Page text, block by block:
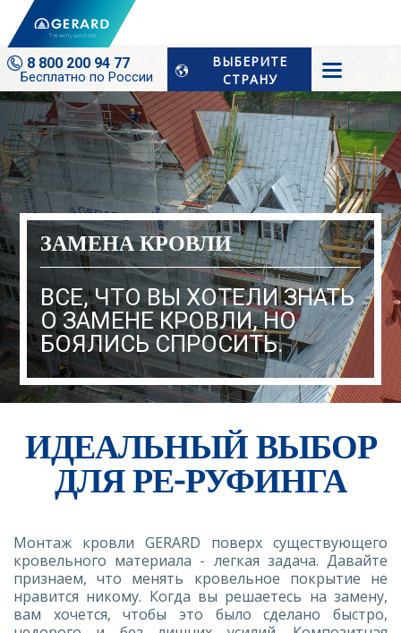
8 800 200 94 77
Бесплатно по России
ВЫБЕРИТЕ
СТРАНУ
Домашняя Страница Замена Кровли
ЗАМЕНА КРОВЛИ
ВСЕ, ЧТО ВЫ ХОТЕЛИ ЗНАТЬ
О ЗАМЕНЕ КРОВЛИ, НО
БОЯЛИСЬ СПРОСИТЬ.
ИДЕАЛЬНЫЙ ВЫБОР
ДЛЯ РЕ-РУФИНГА
Монтаж кровли GERARD поверх существующего
кровельного материала - легкая задача. Давайте
признаем, что менять кровельное покрытие не
нравится никому. Когда вы решаетесь на замену,
вам хочется, чтобы это было сделано быстро,